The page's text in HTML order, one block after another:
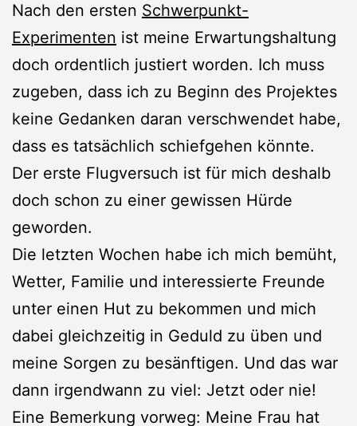
Nach den ersten Schwerpunkt-
Experimenten ist meine Erwartungshaltung
doch ordentlich justiert worden. Ich muss
zugeben, dass ich zu Beginn des Projektes
keine Gedanken daran verschwendet habe,
dass es tatsächlich schiefgehen könnte.
Der erste Flugversuch ist für mich deshalb
doch schon zu einer gewissen Hürde
geworden.
Die letzten Wochen habe ich mich bemüht,
Wetter, Familie und interessierte Freunde
unter einen Hut zu bekommen und mich
dabei gleichzeitig in Geduld zu üben und
meine Sorgen zu besänftigen. Und das war
dann irgendwann zu viel: Jetzt oder nie!
Eine Bemerkung vorweg: Meine Frau hat